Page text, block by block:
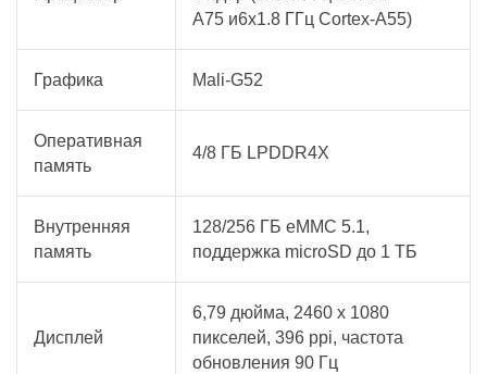
A75 и6x1.8 ГГц Cortex-A55)
Графика Mali-G52
Оперативная
память
4/8 ГБ LPDDR4X
Внутренняя
память
128/256 ГБ eMMC 5.1,
поддержка microSD до 1 ТБ
Дисплей
6,79 дюйма, 2460 х 1080
пикселей, 396 ppi, частота
обновления 90 Гц